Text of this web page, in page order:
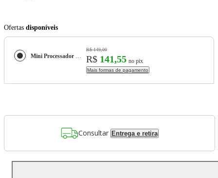
Ofertas disponíveis
Mini Processador Wap Fast Cut WMP150 150W 360ml Motor Silencioso Lâminas de Inox
R$ 149,00
R$ 141,55 no pix
Mais formas de pagamento
Consultar Entrega e retira